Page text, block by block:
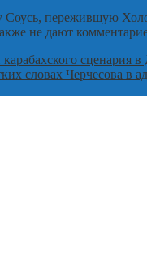
пережившую
не дают
сценария в
словах Черчесова в